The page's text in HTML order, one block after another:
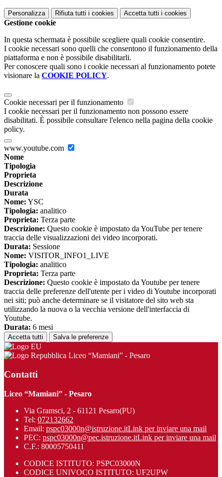
Personalizza Rifiuta tutti i cookies Accetta tutti i cookies
Gestione cookie
In questa schermata è possibile scegliere quali cookie consentire.
I cookie necessari sono quelli che consentono il funzionamento della
piattaforma e non è possibile disabilitarli.
Per conoscere quali sono i cookie necessari al funzionamento potete
visionare la COOKIE POLICY.
Cookie necessari per il funzionamento
I cookie necessari per il funzionamento non possono essere
disabilitati. È possibile consultare l'elenco nella pagina della cookie
policy.
www.youtube.com
Nome
Tipologia
Proprieta
Descrizione
Durata
Nome: YSC
Tipologia: analitico
Proprieta: Terza parte
Descrizione: Questo cookie è impostato da YouTube per tenere
traccia delle visualizzazioni dei video incorporati.
Durata: Sessione
Nome: VISITOR_INFO1_LIVE
Tipologia: analitico
Proprieta: Terza parte
Descrizione: Questo cookie è impostato da Youtube per tenere
traccia delle preferenze dell'utente per i video di Youtube incorporati
nei siti; può anche determinare se il visitatore del sito web sta
utilizzando la nuova o la vecchia versione dell'interfaccia di
Youtube.
Durata: 6 mesi
Accetta tutti Salva le preferenze
Liceo “Mamiani” - Pesaro
Contatti
Liceo “Mamiani” - Pesaro
Via Gramsci, 2 - 61121 Pesaro(PU)
Tel: 072132662
Email: pspc03000n@istruzione.itLink per inviare una mail
PEC: pspc03000n@pec.istruzione.itLink per inviare una mail
C.F.: 80005750411
CODICE ISTITUTO: PSPC03000N
CODICE UNIVOCO ISTITUTO: UF2UPW